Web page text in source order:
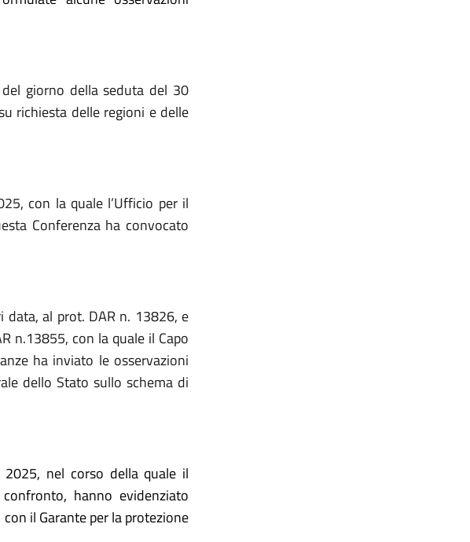
giorno della seduta del 30
richiesta delle regioni e delle
con la quale l’Ufficio per il
Conferenza ha convocato
al prot. DAR n. 13826, e
n.13855, con la quale il Capo
ha inviato le osservazioni
dello Stato sullo schema di
nel corso della quale il
hanno evidenziato
il Garante per la protezione